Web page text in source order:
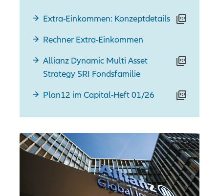
Extra-Einkommen: Konzeptdetails
Rechner Extra-Einkommen
Allianz Dynamic Multi Asset
Strategy SRI Fondsfamilie
Plan12 im Capital-Heft 01/26